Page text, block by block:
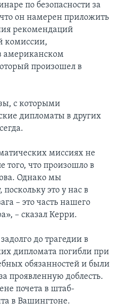
по безопасности за
он намерен приложить
рекомендаций
комиссии,
американском
произошел в
с которыми
дипломаты в других
миссиях не
того, что произошло в
Однако мы
это у нас в
– это часть нашего
– сказал Керри.
до трагедии в
дипломата погибли при
обязанностей и были
проявленную доблесть.
почета в штаб-
в Вашингтоне.